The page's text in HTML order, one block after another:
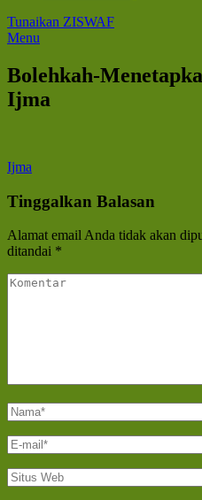
Tunaikan ZISWAF
Menu
Bolehkah-
Ijma
Navigasi
pos
Ijma
Tinggalkan Balasan
Alamat email Anda tidak akan
ditandai *
Komentar
Nama*
E-
mail*
Situs
Web